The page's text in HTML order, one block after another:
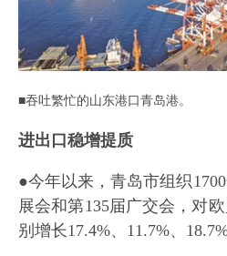
■吞吐繁忙的山东港口青岛港。
进出口稳增提质
●今年以来，青岛市组织
展会和第135届广交会，对
别增长17.4%、11.7%、